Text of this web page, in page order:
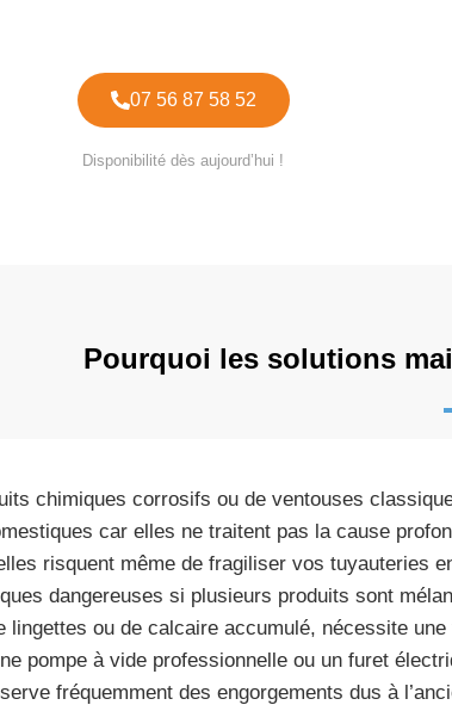
07 56 87 58 52
Disponibilité dès aujourd’hui !
Pourquoi les solutions
chimiques corrosifs ou de ventouses
car elles ne traitent pas la cause
risquent même de fragiliser vos tuyauteries
dangereuses si plusieurs produits sont
lingettes ou de calcaire accumulé, nécessite
pompe à vide professionnelle ou un furet
fréquemment des engorgements dus à